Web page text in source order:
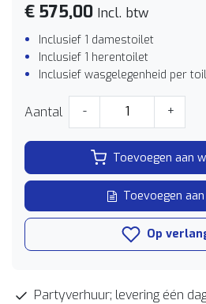
€ 575,00 Incl. btw
Inclusief 1 damestoilet
Inclusief 1 herentoilet
Inclusief wasgelegenheid per
Aantal - +
Toevoegen aan
Toevoegen
Op
Partyverhuur; levering één